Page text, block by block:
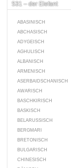
531 – der Elefant
ABASINISCH
ABCHASISCH
ADYGEISCH
AGHULISCH
ALBANISCH
ARMENISCH
ASERBAIDSCHANISCH
AWARISCH
BASCHKIRISCH
BASKISCH
BELARUSSISCH
BERGMARI
BRETONISCH
BULGARISCH
CHINESISCH